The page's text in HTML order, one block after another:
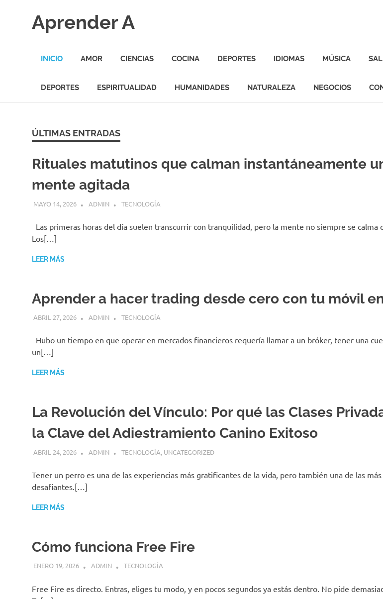
contenidoAprender A
másINICIO AMOR CIENCIAS COCINA DEPORTES IDIOMAS MÚSICA
DEPORTES ESPIRITUALIDAD HUMANIDADES NATURALEZA NEGOCIOS
ÚLTIMAS ENTRADAS
Rituales matutinos que calman instantáneamente
mente agitada
MAYO 14, 2026 ADMIN TECNOLOGÍA
Las primeras horas del día suelen transcurrir con tranquilidad, pero la mente no siempre se calma
Los[…]
LEER MÁS
Aprender a hacer trading desde cero con tu móvil
ABRIL 27, 2026 ADMIN TECNOLOGÍA
Hubo un tiempo en que operar en mercados financieros requería llamar a un bróker, tener una
un[…]
LEER MÁS
La Revolución del Vínculo: Por qué las Clases
la Clave del Adiestramiento Canino Exitoso
ABRIL 24, 2026 ADMIN TECNOLOGÍA, UNCATEGORIZED
Tener un perro es una de las experiencias más gratificantes de la vida, pero también una de las más
desafiantes.[…]
LEER MÁS
Cómo funciona Free Fire
ENERO 19, 2026 ADMIN TECNOLOGÍA
Free Fire es directo. Entras, eliges tu modo, y en pocos segundos ya estás dentro. No pide